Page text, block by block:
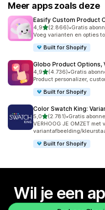
Meer apps zoals deze
Easify Custom Product
4,9van 5 sterren
(2.866)
2866 recensies in totaal
•Gratis
Voeg varianten en opties
Built for Shopify
Globo Product Options,
4,9van 5 sterren
(4.736)
4736 recensies in totaal
•Gratis
Product personalizer,
Built for Shopify
Color Swatch King:
5,0van 5 sterren
(2.781)
2781 recensies in totaal
•Gratis
VERHOOG JE OMZET
variantafbeelding/
Built for Shopify
Wil je een